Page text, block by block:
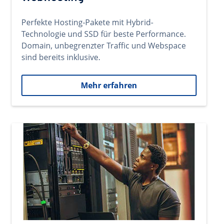
Perfekte Hosting-Pakete mit Hybrid-
Technologie und SSD für beste Performance.
Domain, unbegrenzter Traffic und Webspace
sind bereits inklusive.
Mehr erfahren